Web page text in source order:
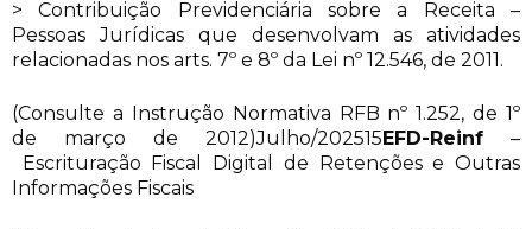
> Contribuição Previdenciária sobre a Receita –
Pessoas Jurídicas que desenvolvam as atividades
relacionadas nos arts. 7º e 8º da Lei nº 12.546, de 2011.
(Consulte a Instrução Normativa RFB nº 1.252, de 1º
de março de 2012)Julho/202515 EFD-Reinf –
Escrituração Fiscal Digital de Retenções e Outras
Informações Fiscais